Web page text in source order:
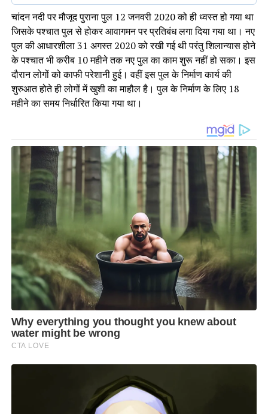
चांदन नदी पर मौजूद पुराना पुल 12 जनवरी 2020 को ही ध्वस्त हो गया था
जिसके पश्चात पुल से होकर आवागमन पर प्रतिबंध लगा दिया गया था। नए
पुल की आधारशीला 31 अगस्त 2020 को रखी गई थी परंतु शिलान्यास होने
के पश्चात भी करीब 10 महीने तक नए पुल का काम शुरू नहीं हो सका। इस
दौरान लोगों को काफी परेशानी हुई। वहीं इस पुल के निर्माण कार्य की
शुरुआत होते ही लोगों में खुशी का माहौल है। पुल के निर्माण के लिए 18
महीने का समय निर्धारित किया गया था।